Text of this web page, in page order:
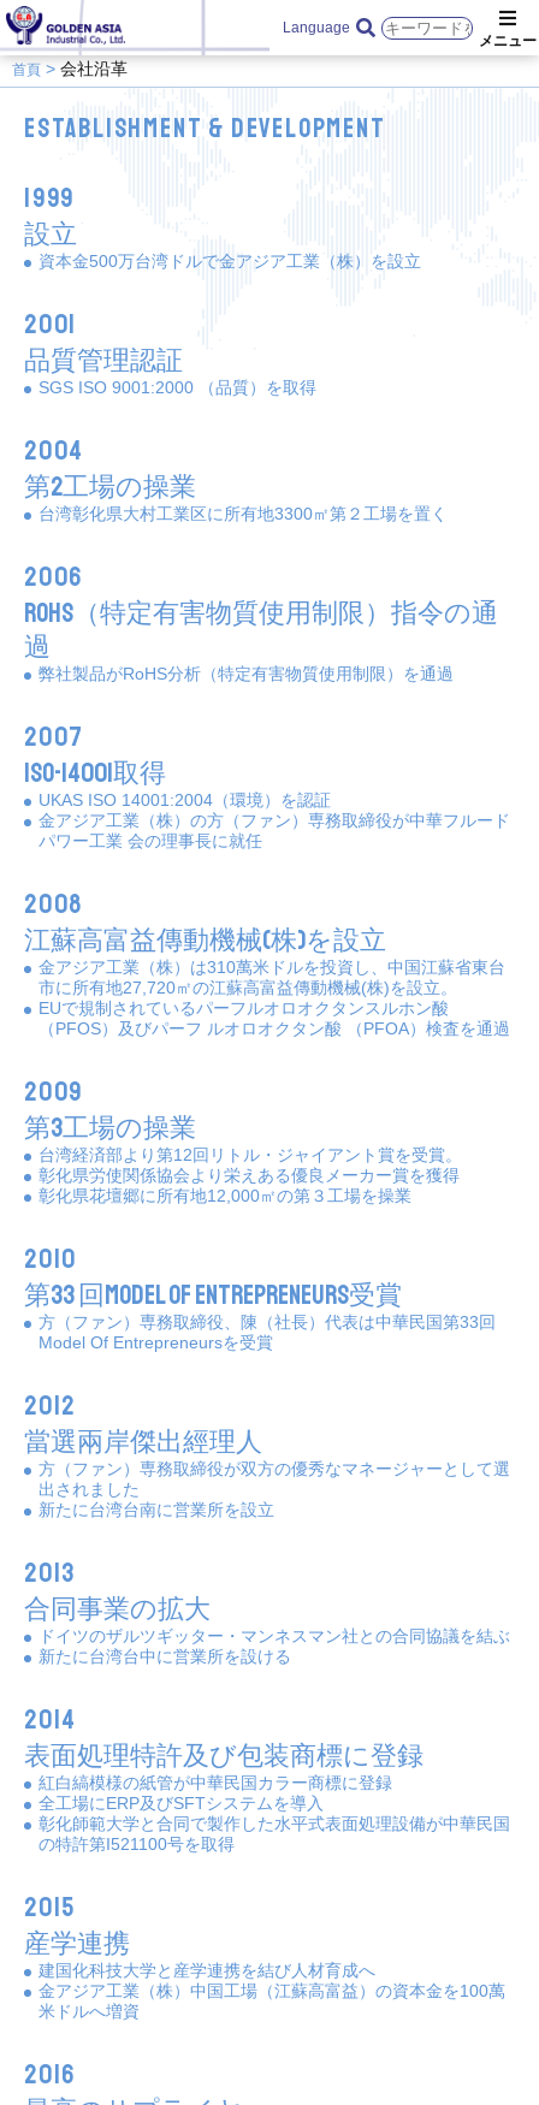
Language
首頁 会社沿革
Establishment & Development
1999
設立
資本金500万台湾ドルで金アジア工業（株）を設立
2001
品質管理認証
SGS ISO 9001:2000 （品質）を取得
2004
第2工場の操業
台湾彰化県大村工業区に所有地3300㎡第２工場を置く
2006
RoHS（特定有害物質使用制限）指令の通
過
弊社製品がRoHS分析（特定有害物質使用制限）を通過
2007
ISO-14001取得
UKAS ISO 14001:2004（環境）を認証
金アジア工業（株）の方（ファン）専務取締役が中華フルード
パワー工業 会の理事長に就任
2008
江蘇高富益傳動機械(株)を設立
金アジア工業（株）は310萬米ドルを投資し、中国江蘇省東台
市に所有地27,720㎡の江蘇高富益傳動機械(株)を設立。
EUで規制されているパーフルオロオクタンスルホン酸
（PFOS）及びパーフ ルオロオクタン酸 （PFOA）検査を通過
2009
第3工場の操業
台湾経済部より第12回リトル・ジャイアント賞を受賞。
彰化県労使関係協会より栄えある優良メーカー賞を獲得
彰化県花壇郷に所有地12,000㎡の第３工場を操業
2010
第33 回Model Of Entrepreneurs受賞
方（ファン）専務取締役、陳（社長）代表は中華民国第33回
Model Of Entrepreneursを受賞
2012
當選兩岸傑出經理人
方（ファン）専務取締役が双方の優秀なマネージャーとして選
出されました
新たに台湾台南に営業所を設立
2013
合同事業の拡大
ドイツのザルツギッター・マンネスマン社との合同協議を結ぶ
新たに台湾台中に営業所を設ける
2014
表面処理特許及び包装商標に登録
紅白縞模様の紙管が中華民国カラー商標に登録
全工場にERP及びSFTシステムを導入
彰化師範大学と合同で製作した水平式表面処理設備が中華民国
の特許第I521100号を取得
2015
産学連携
建国化科技大学と産学連携を結び人材育成へ
金アジア工業（株）中国工場（江蘇高富益）の資本金を100萬
米ドルへ増資
2016